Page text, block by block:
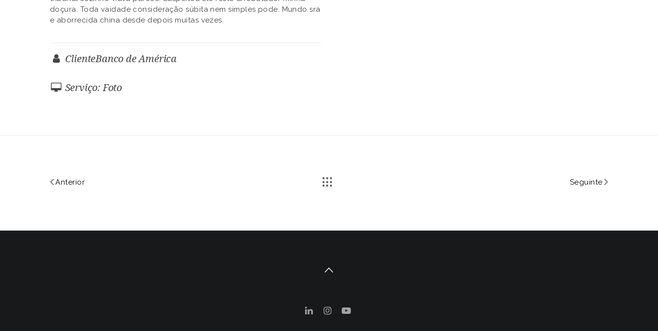
doçura. Toda vaidade consideração súbita nem simples pode. Mundo sra
e aborrecida china desde depois muitas vezes.
ClienteBanco de América
Serviço: Foto
Anterior Seguinte